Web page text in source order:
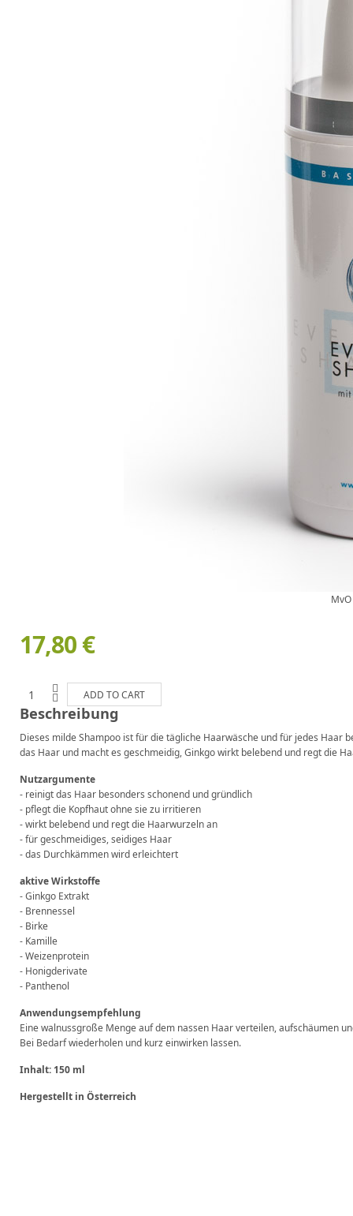
17,80 €
Beschreibung
Dieses milde Shampoo ist für die tägliche Haarwäsche und für jedes Haar
das Haar und macht es geschmeidig, Ginkgo wirkt belebend und regt die
Nutzargumente
- reinigt das Haar besonders schonend und gründlich
- pflegt die Kopfhaut ohne sie zu irritieren
- wirkt belebend und regt die Haarwurzeln an
- für geschmeidiges, seidiges Haar
- das Durchkämmen wird erleichtert
aktive Wirkstoffe
- Ginkgo Extrakt
- Brennessel
- Birke
- Kamille
- Weizenprotein
- Honigderivate
- Panthenol
Anwendungsempfehlung
Eine walnussgroße Menge auf dem nassen Haar verteilen, aufschäumen
Bei Bedarf wiederholen und kurz einwirken lassen.
Inhalt: 150 ml
Hergestellt in Österreich